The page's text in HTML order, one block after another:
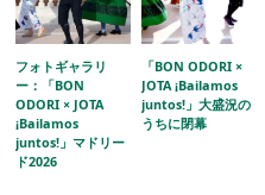
フォトギャラリ
ー：「BON
ODORI × JOTA
¡Bailamos
juntos!」マドリー
ド2026
「BON ODORI ×
JOTA ¡Bailamos
juntos!」大盛況の
うちに閉幕